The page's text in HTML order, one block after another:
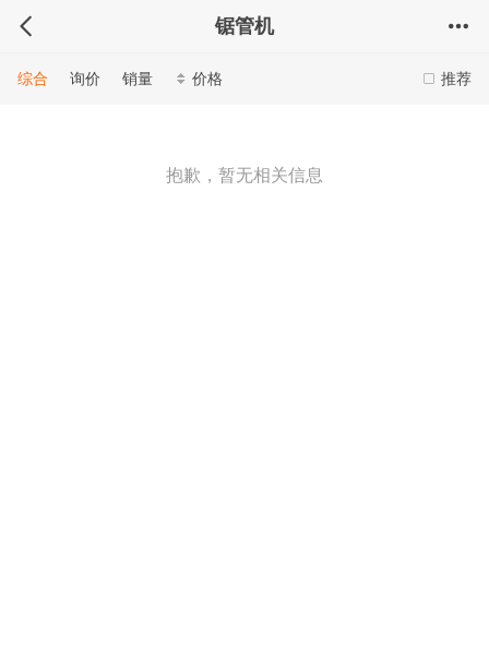
锯管机
推荐
综合 询价 销量 价格
抱歉，暂无相关信息